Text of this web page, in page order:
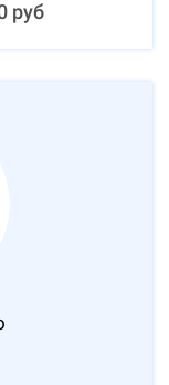
руб